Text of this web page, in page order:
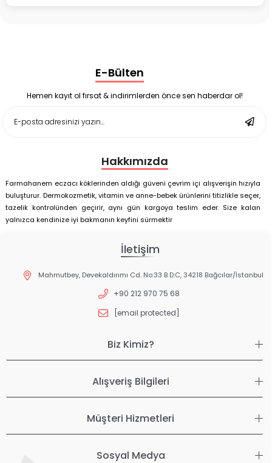
Enterogermina Family 5 ml 20 Flakon
Deep Flex Stres Azaltıcı ve Enerji Dengeleyici Topraklama
Matı Set 40x60 cm
Deep Flex Stres Azaltıcı ve Enerji Dengeleyici Topraklama
E-Bülten
Hemen kayıt ol fırsat & indirimlerden önce sen haberdar ol!
Hakkımızda
Farmahanem eczacı köklerinden aldığı güveni çevrim içi alışverişin hızıyla
buluşturur. Dermokozmetik, vitamin ve anne-bebek ürünlerini titizlikle seçer,
tazelik kontrolünden geçirir, aynı gün kargoya teslim eder. Size kalan
yalnızca kendinize iyi bakmanın keyfini sürmektir
İletişim
Mahmutbey, Devekaldırımı Cd. No:33 B D:C, 34218 Bağcılar/İstanbul
+90 212 970 75 68
[email protected]
Biz Kimiz?
Alışveriş Bilgileri
Müşteri Hizmetleri
Sosyal Medya